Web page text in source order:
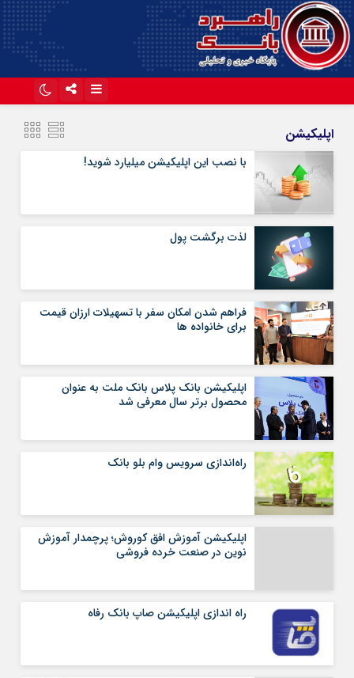
آپارات
اپلیکیشن
با نصب این اپلیکیشن میلیارد شوید!
لذت برگشت پول
فراهم شدن امکان سفر با تسهیلات ارزان قیمت
برای خانواده ها
اپلیکیشن بانک پلاس بانک ملت به عنوان
محصول برتر سال معرفی شد
راه‌اندازی سرویس وام بلو بانک
اپلیکیشن آموزش افق کوروش؛ پرچمدار آموزش
نوین در صنعت خرده فروشی
راه اندازی اپلیکیشن صاپ بانک رفاه